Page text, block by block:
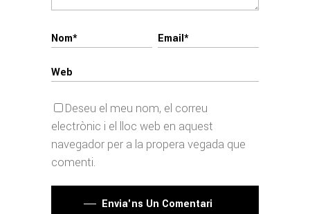
Deseu el meu nom, el correu
electrònic i el lloc web en aquest
navegador per a la propera vegada que
comenti.
Envia'ns Un Comentari